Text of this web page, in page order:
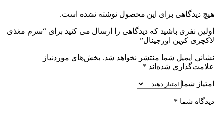
هیچ دیدگاهی برای این محصول نوشته نشده است.
اولین نفری باشید که دیدگاهی را ارسال می کنید برای “سرم مغذی
لاکچری کوین اورجینال”
نشانی ایمیل شما منتشر نخواهد شد. بخش‌های موردنیاز
علامت‌گذاری شده‌اند *
امتیاز شما
دیدگاه شما *